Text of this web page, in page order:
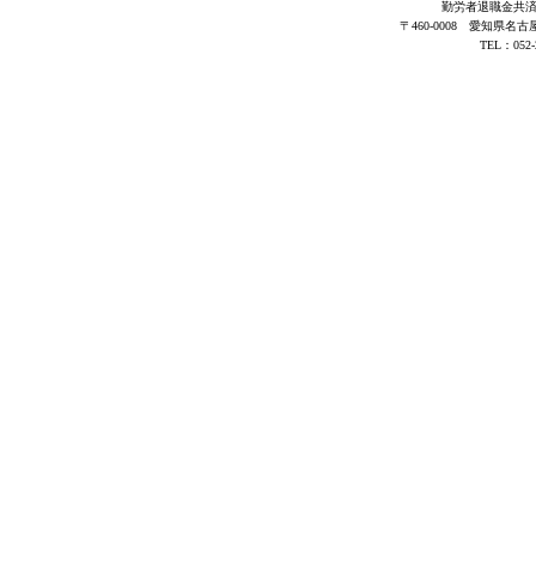
勤労者退職金共
〒460-0008 愛知県名古
TEL：